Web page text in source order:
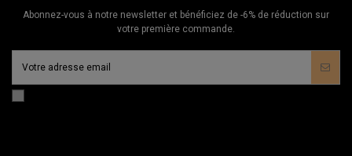
Abonnez-vous à notre newsletter et bénéficiez de -6% de réduction sur
votre première commande.